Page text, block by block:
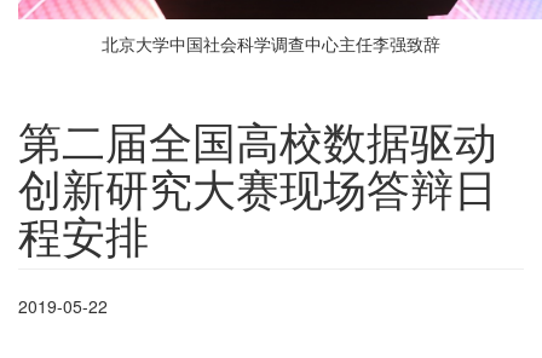
北京大学中国社会科学调查中心主任李强致辞
第二届全国高校数据驱动
创新研究大赛现场答辩日
程安排
2019-05-22